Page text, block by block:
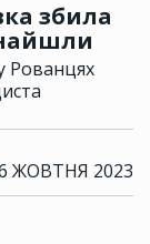
збила
Рованцях
ЖОВТНЯ 2023